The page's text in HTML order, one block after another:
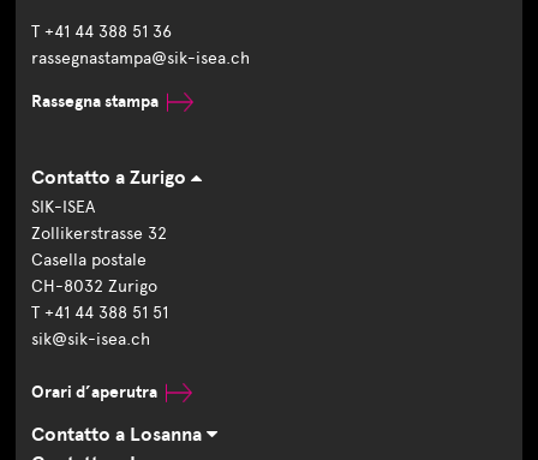
T +41 44 388 51 36
rassegnastampa@sik-isea.ch
Rassegna stampa
Contatto a Zurigo
SIK-ISEA
Zollikerstrasse 32
Casella postale
CH-8032 Zurigo
T +41 44 388 51 51
sik@sik-isea.ch
Orari d’aperutra
Contatto a Losanna